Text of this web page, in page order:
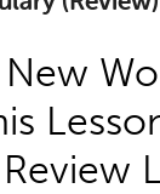
Review